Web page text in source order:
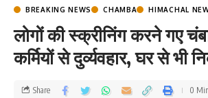
BREAKING NEWS CHAMBA HIMACHAL
लोगों की स्क्रीनिंग करने गए
कर्मियों से दुर्व्यवहार, घर से भी
Share 0